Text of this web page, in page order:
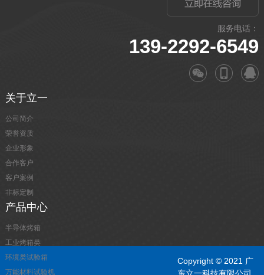
服务电话：
139-2292-6549
关于立一
公司简介
荣誉资质
企业形象
合作客户
客户案例
非标定制
产品中心
半导体烤箱
工业烤箱类
环境类试验箱
万能材料试验机
Copyright © 2021 广
东立一科技有限公司